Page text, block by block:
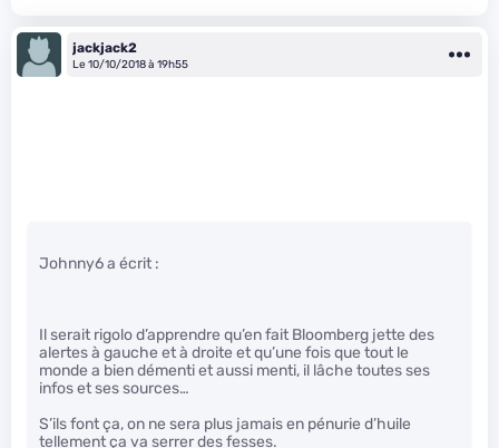
jackjack2
Le 10/10/2018 à 19h55
Johnny6 a écrit :
Il serait rigolo d’apprendre qu’en fait Bloomberg jette des
alertes à gauche et à droite et qu’une fois que tout le
monde a bien démenti et aussi menti, il lâche toutes ses
infos et ses sources…
S’ils font ça, on ne sera plus jamais en pénurie d’huile
tellement ça va serrer des fesses.